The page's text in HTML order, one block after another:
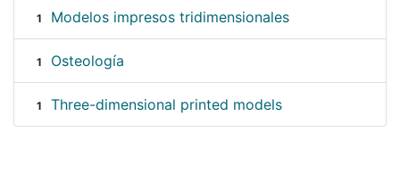
1 Modelos impresos tridimensionales
1 Osteología
1 Three-dimensional printed models